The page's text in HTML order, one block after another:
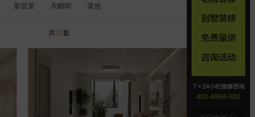
影音室 衣帽间 其他
共22套 1
400-6868-692